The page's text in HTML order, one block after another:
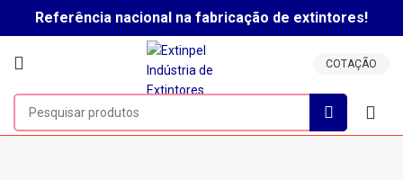
Referência nacional na fabricação de extintores!
COTAÇÃO
Clique aqui para falar com um vendedor!